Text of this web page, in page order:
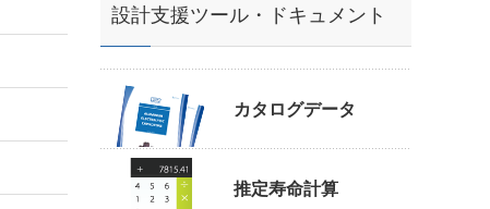
設計支援ツール・ドキュメント
カタログデータ
推定寿命計算